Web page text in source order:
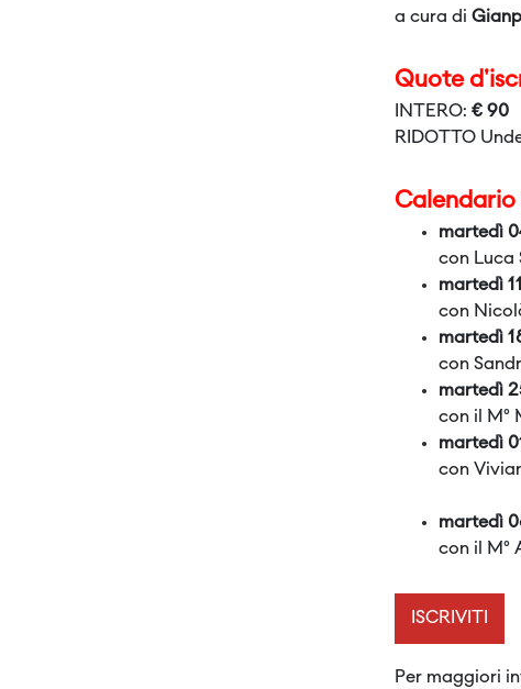
a cura di
Quote
INTERO: € 90
RIDOTTO
Calendario
martedì
con Luca
martedì
con
martedì
con
martedì
con il M°
martedì
con
martedì
con il M°
ISCRIVITI
Per maggiori